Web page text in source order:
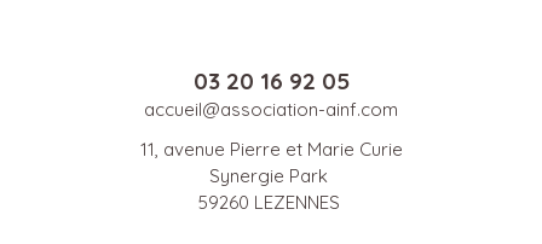
03 20 16 92 05
accueil@association-ainf.com
11, avenue Pierre et Marie Curie
Synergie Park
59260 LEZENNES